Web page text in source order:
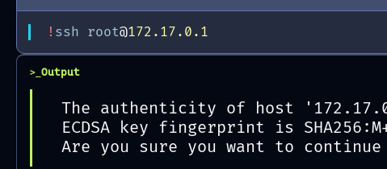
! ssh root@172.17.0.1
>_ Output
The authenticity of host
ECDSA key fingerprint is
Are you sure you want to